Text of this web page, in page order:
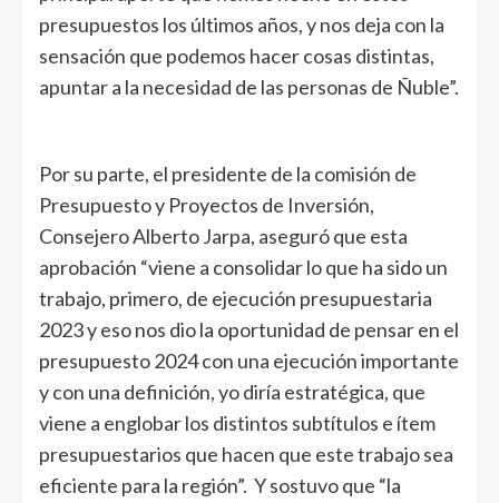
presupuestos los últimos años, y nos deja con la
sensación que podemos hacer cosas distintas,
apuntar a la necesidad de las personas de Ñuble”.
Por su parte, el presidente de la comisión de
Presupuesto y Proyectos de Inversión,
Consejero Alberto Jarpa, aseguró que esta
aprobación “viene a consolidar lo que ha sido un
trabajo, primero, de ejecución presupuestaria
2023 y eso nos dio la oportunidad de pensar en el
presupuesto 2024 con una ejecución importante
y con una definición, yo diría estratégica, que
viene a englobar los distintos subtítulos e ítem
presupuestarios que hacen que este trabajo sea
eficiente para la región”. Y sostuvo que “la